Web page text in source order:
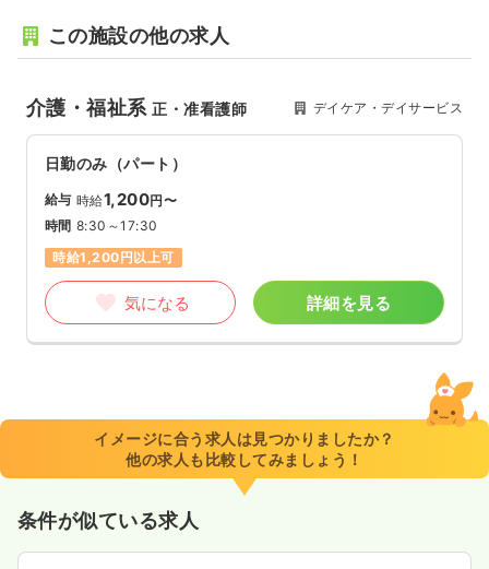
この施設の他の求人
介護・福祉系正・准看護師 デイケア・デイサービス
日勤のみ（パート）
給与 時給1,200円〜
時間 8:30～17:30
時給1,200円以上可
気になる 詳細を見る
イメージに合う求人は見つかりましたか？
他の求人も比較してみましょう！
条件が似ている求人